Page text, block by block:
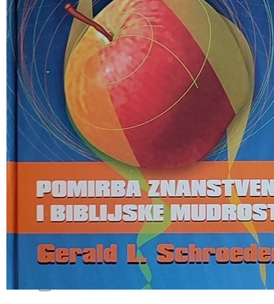
PRIRODNE ZNANOSTI
PSIHOLOGIJA, POPULARNA
ALTERNATIVA
RAZNO
RELIGIJA
OD RJEČNIKA
DO ZEMLJOVIDA
RJEČNICI, GRAMATIKE,
ŠAH
SPORT
STRIPOVI
TEHNIČKE ZNANOSTI
TEORIJA I POVIJEST
VEDUTE
ZAGREB
ZEMLJOVIDI
Otkup knjiga
O nama
Novosti
AKCIJA
Pretraži: